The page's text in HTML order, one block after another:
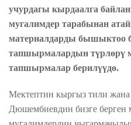
учурдагы кырдаалга
мугалимдер тарабынан
материалдарды бышыктоо
тапшырмалардын түрлөрү
тапшырмалар берилүүдө.
Мектептин кыргыз тили
Дюшембиевдин бизге берген